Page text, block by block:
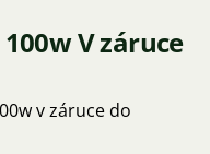
V záruce
v záruce do